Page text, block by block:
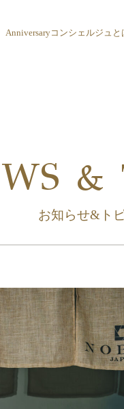
Anniversaryコンシェルジュと
&
お知らせ&ト